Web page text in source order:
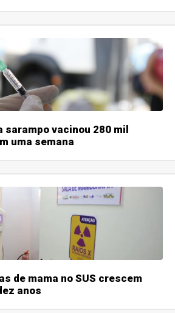
sarampo vacinou 280 mil
uma semana
de mama no SUS crescem
anos